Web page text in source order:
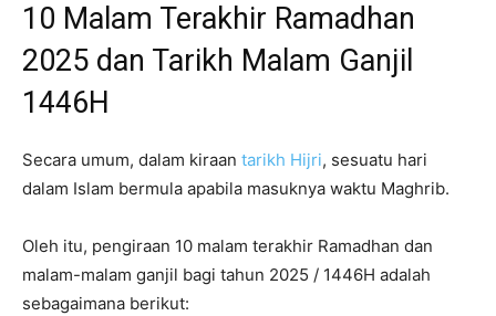
10 Malam Terakhir Ramadhan
2025 dan Tarikh Malam Ganjil
1446H
Secara umum, dalam kiraan tarikh Hijri, sesuatu hari
dalam Islam bermula apabila masuknya waktu Maghrib.
Oleh itu, pengiraan 10 malam terakhir Ramadhan dan
malam-malam ganjil bagi tahun 2025 / 1446H adalah
sebagaimana berikut: